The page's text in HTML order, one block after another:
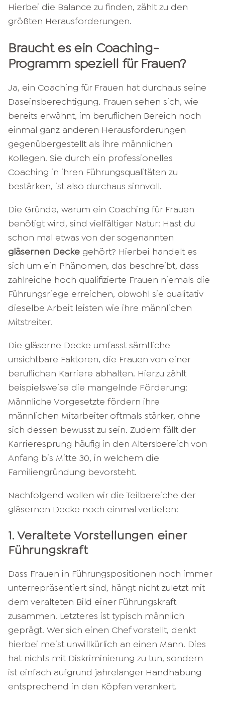
Hierbei die Balance zu finden, zählt zu den
größten Herausforderungen.
Braucht es ein Coaching-
Programm speziell für Frauen?
Ja, ein Coaching für Frauen hat durchaus seine
Daseinsberechtigung. Frauen sehen sich, wie
bereits erwähnt, im beruflichen Bereich noch
einmal ganz anderen Herausforderungen
gegenübergestellt als ihre männlichen
Kollegen. Sie durch ein professionelles
Coaching in ihren Führungsqualitäten zu
bestärken, ist also durchaus sinnvoll.
Die Gründe, warum ein Coaching für Frauen
benötigt wird, sind vielfältiger Natur: Hast du
schon mal etwas von der sogenannten
gläsernen Decke gehört? Hierbei handelt es
sich um ein Phänomen, das beschreibt, dass
zahlreiche hoch qualifizierte Frauen niemals die
Führungsriege erreichen, obwohl sie qualitativ
dieselbe Arbeit leisten wie ihre männlichen
Mitstreiter.
Die gläserne Decke umfasst sämtliche
unsichtbare Faktoren, die Frauen von einer
beruflichen Karriere abhalten. Hierzu zählt
beispielsweise die mangelnde Förderung:
Männliche Vorgesetzte fördern ihre
männlichen Mitarbeiter oftmals stärker, ohne
sich dessen bewusst zu sein. Zudem fällt der
Karrieresprung häufig in den Altersbereich von
Anfang bis Mitte 30, in welchem die
Familiengründung bevorsteht.
Nachfolgend wollen wir die Teilbereiche der
gläsernen Decke noch einmal vertiefen:
1. Veraltete Vorstellungen einer
Führungskraft
Dass Frauen in Führungspositionen noch immer
unterrepräsentiert sind, hängt nicht zuletzt mit
dem veralteten Bild einer Führungskraft
zusammen. Letzteres ist typisch männlich
geprägt. Wer sich einen Chef vorstellt, denkt
hierbei meist unwillkürlich an einen Mann. Dies
hat nichts mit Diskriminierung zu tun, sondern
ist einfach aufgrund jahrelanger Handhabung
entsprechend in den Köpfen verankert.